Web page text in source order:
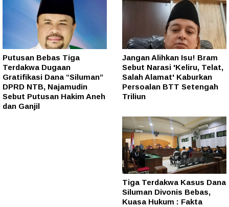
Putusan Bebas Tiga
Terdakwa Dugaan
Gratifikasi Dana “Siluman”
DPRD NTB, Najamudin
Sebut Putusan Hakim Aneh
dan Ganjil
Jangan Alihkan Isu! Bram
Sebut Narasi 'Keliru, Telat,
Salah Alamat' Kaburkan
Persoalan BTT Setengah
Triliun
Tiga Terdakwa Kasus Dana
Siluman Divonis Bebas,
Kuasa Hukum : Fakta